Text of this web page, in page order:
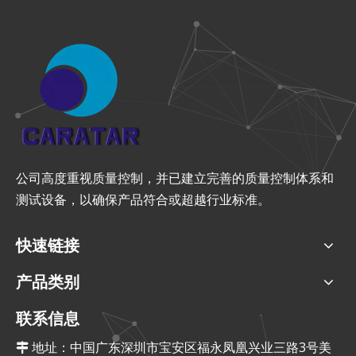
公司高度重视质量控制，并已建立完善的质量控制体系和
测试设备，以确保产品符合或超越行业标准。
快速链接
产品类别
联系信息
 地址：中国广东深圳市宝安区福永凤凰兴业三路3号美